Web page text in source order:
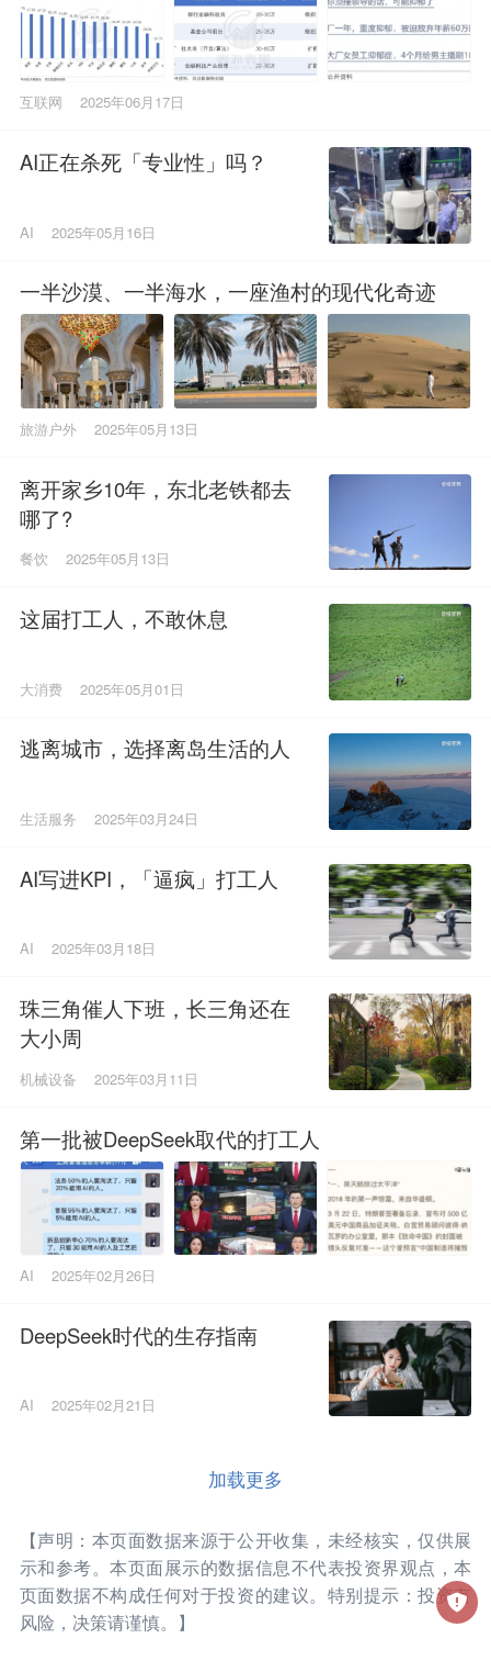
互联网 2025年06月17日
AI正在杀死「专业性」吗？
AI 2025年05月16日
一半沙漠、一半海水，一座渔村的现代化奇迹
旅游户外 2025年05月13日
离开家乡10年，东北老铁都去
哪了?
餐饮 2025年05月13日
这届打工人，不敢休息
大消费 2025年05月01日
逃离城市，选择离岛生活的人
生活服务 2025年03月24日
AI写进KPI，「逼疯」打工人
AI 2025年03月18日
珠三角催人下班，长三角还在
大小周
机械设备 2025年03月11日
第一批被DeepSeek取代的打工人
AI 2025年02月26日
DeepSeek时代的生存指南
AI 2025年02月21日
加载更多
【声明：本页面数据来源于公开收集，未经核实，仅供展
示和参考。本页面展示的数据信息不代表投资界观点，本
页面数据不构成任何对于投资的建议。特别提示：投资有
风险，决策请谨慎。】